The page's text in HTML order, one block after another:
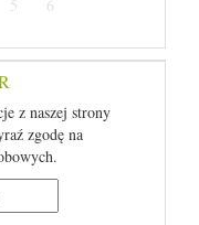
5 6
z naszej strony
zgodę na